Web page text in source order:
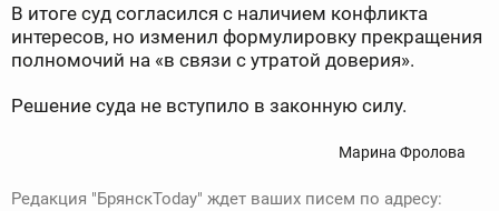
В итоге суд согласился с наличием конфликта
интересов, но изменил формулировку прекращения
полномочий на «в связи с утратой доверия».
Решение суда не вступило в законную силу.
Марина Фролова
Редакция "БрянскToday" ждет ваших писем по адресу: